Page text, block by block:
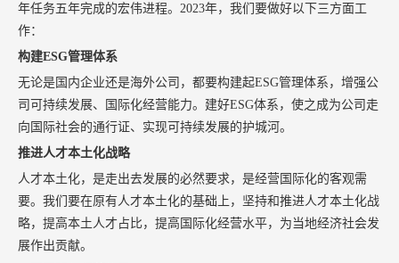
年任务五年完成的宏伟进程。2023年，我们要做好以下三方面工
作：
构建ESG管理体系
无论是国内企业还是海外公司，都要构建起ESG管理体系，增强公
司可持续发展、国际化经营能力。建好ESG体系，使之成为公司走
向国际社会的通行证、实现可持续发展的护城河。
推进人才本土化战略
人才本土化，是走出去发展的必然要求，是经营国际化的客观需
要。我们要在原有人才本土化的基础上，坚持和推进人才本土化战
略，提高本土人才占比，提高国际化经营水平，为当地经济社会发
展作出贡献。